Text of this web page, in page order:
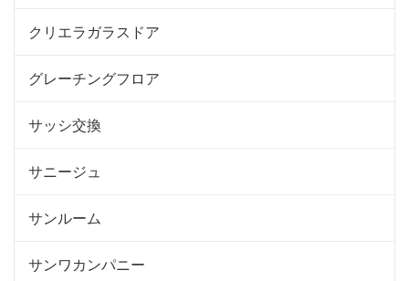
クリエラガラスドア
グレーチングフロア
サッシ交換
サニージュ
サンルーム
サンワカンパニー